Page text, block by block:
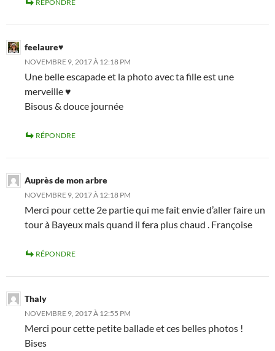
RÉPONDRE
feelaure♥
NOVEMBRE 9, 2017 À 12:18 PM
Une belle escapade et la photo avec ta fille est une
merveille ♥
Bisous & douce journée
RÉPONDRE
Auprès de mon arbre
NOVEMBRE 9, 2017 À 12:18 PM
Merci pour cette 2e partie qui me fait envie d’aller faire un
tour à Bayeux mais quand il fera plus chaud . Françoise
RÉPONDRE
Thaly
NOVEMBRE 9, 2017 À 12:55 PM
Merci pour cette petite ballade et ces belles photos !
Bises